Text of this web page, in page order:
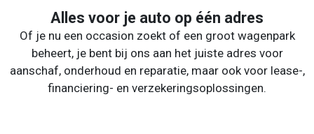
Alles voor je auto op één adres
Of je nu een occasion zoekt of een groot wagenpark
beheert, je bent bij ons aan het juiste adres voor
aanschaf, onderhoud en reparatie, maar ook voor lease-,
financiering- en verzekeringsoplossingen.